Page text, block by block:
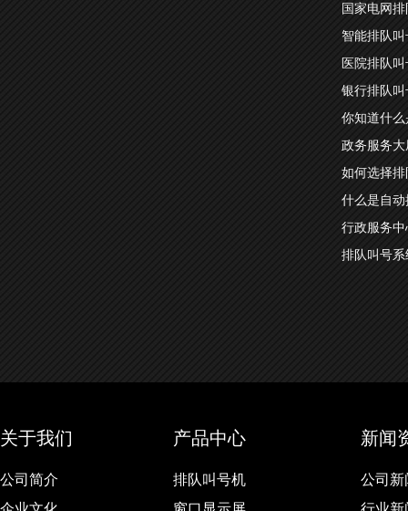
国家电网
智能排队
医院排队
银行排队
你知道什
政务服务
如何选择
什么是自
行政服务
排队叫号
关于我们
公司简介
产品中心
排队叫号机
新闻
公司新